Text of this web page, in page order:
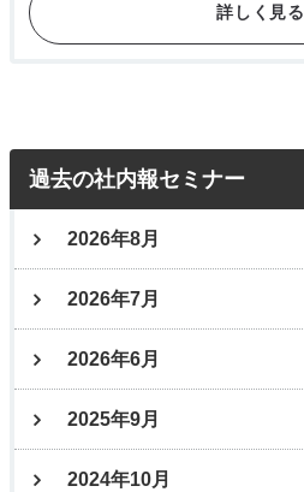
詳しく見る
過去の社内報セミナー
2026年8月
2026年7月
2026年6月
2025年9月
2024年10月